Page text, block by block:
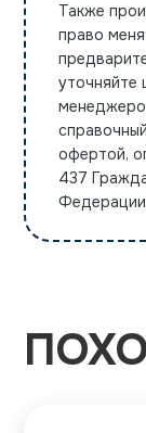
Также
право
уточняйте
офертой,
437